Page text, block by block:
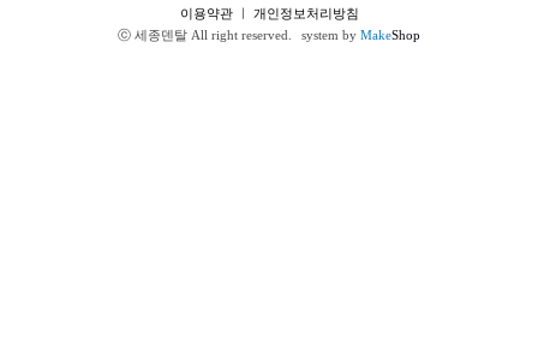
이용약관ㅣ 개인정보처리방침
ⓒ 세종덴탈 All right reserved.
system by MakeShop